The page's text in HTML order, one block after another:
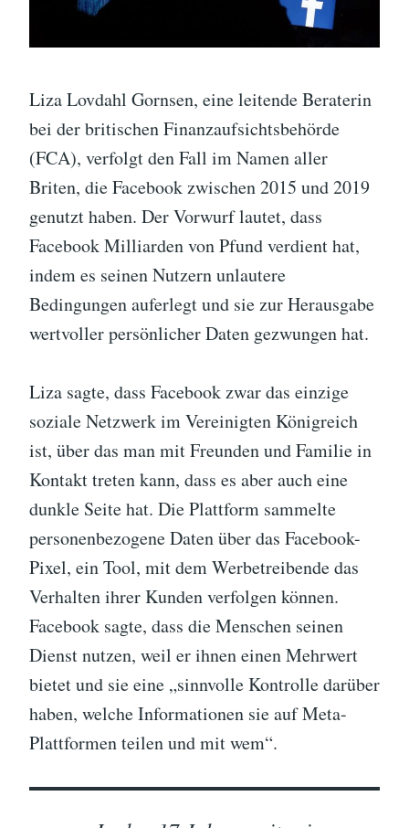
Liza Lovdahl Gornsen, eine leitende Beraterin
bei der britischen Finanzaufsichtsbehörde
(FCA), verfolgt den Fall im Namen aller
Briten, die Facebook zwischen 2015 und 2019
genutzt haben. Der Vorwurf lautet, dass
Facebook Milliarden von Pfund verdient hat,
indem es seinen Nutzern unlautere
Bedingungen auferlegt und sie zur Herausgabe
wertvoller persönlicher Daten gezwungen hat.
Liza sagte, dass Facebook zwar das einzige
soziale Netzwerk im Vereinigten Königreich
ist, über das man mit Freunden und Familie in
Kontakt treten kann, dass es aber auch eine
dunkle Seite hat. Die Plattform sammelte
personenbezogene Daten über das Facebook-
Pixel, ein Tool, mit dem Werbetreibende das
Verhalten ihrer Kunden verfolgen können.
Facebook sagte, dass die Menschen seinen
Dienst nutzen, weil er ihnen einen Mehrwert
bietet und sie eine „sinnvolle Kontrolle darüber
haben, welche Informationen sie auf Meta-
Plattformen teilen und mit wem“.